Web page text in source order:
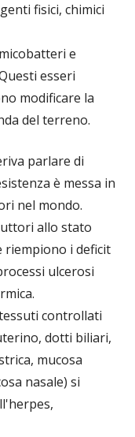
fisici, chimici
e
esseri
modificare la
del terreno.
parlare di
è messa in
nel mondo.
allo stato
riempiono i deficit
ulcerosi
controllati
dotti biliari,
mucosa
nasale) si